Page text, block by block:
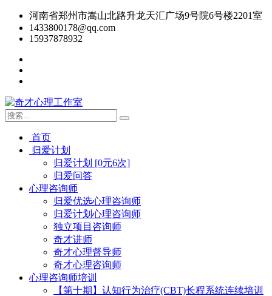
河南省郑州市嵩山北路升龙天汇广场9号院6号楼2201室
1433800178@qq.com
15937878932
首页
归爱计划
归爱计划 [0元6次]
归爱问答
心理咨询师
归爱优选心理咨询师
归爱计划心理咨询师
独立项目咨询师
奇才讲师
奇才心理督导师
奇才心理咨询师
心理咨询师培训
【第十期】认知行为治疗(CBT)长程系统连续培训